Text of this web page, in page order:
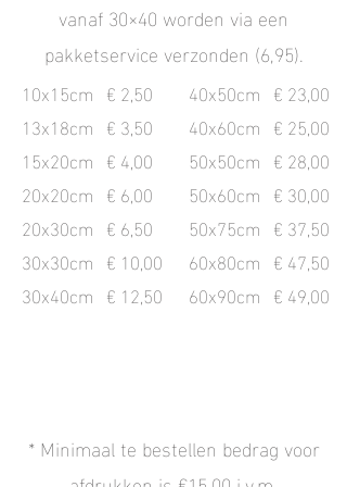
vanaf 30×40 worden via een
pakketservice verzonden (6,95).
* Minimaal te bestellen bedrag voor
10x15cm € 2,50
13x18cm € 3,50
15x20cm € 4,00
20x20cm € 6,00
20x30cm € 6,50
30x30cm € 10,00
30x40cm € 12,50
40x50cm € 23,00
40x60cm € 25,00
50x50cm € 28,00
50x60cm € 30,00
50x75cm € 37,50
60x80cm € 47,50
60x90cm € 49,00